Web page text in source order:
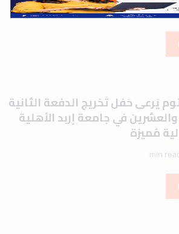
يَرعى حَفل تَخريج الدفعة الثانية
في جامعة إربد الأهلية
مُميزة